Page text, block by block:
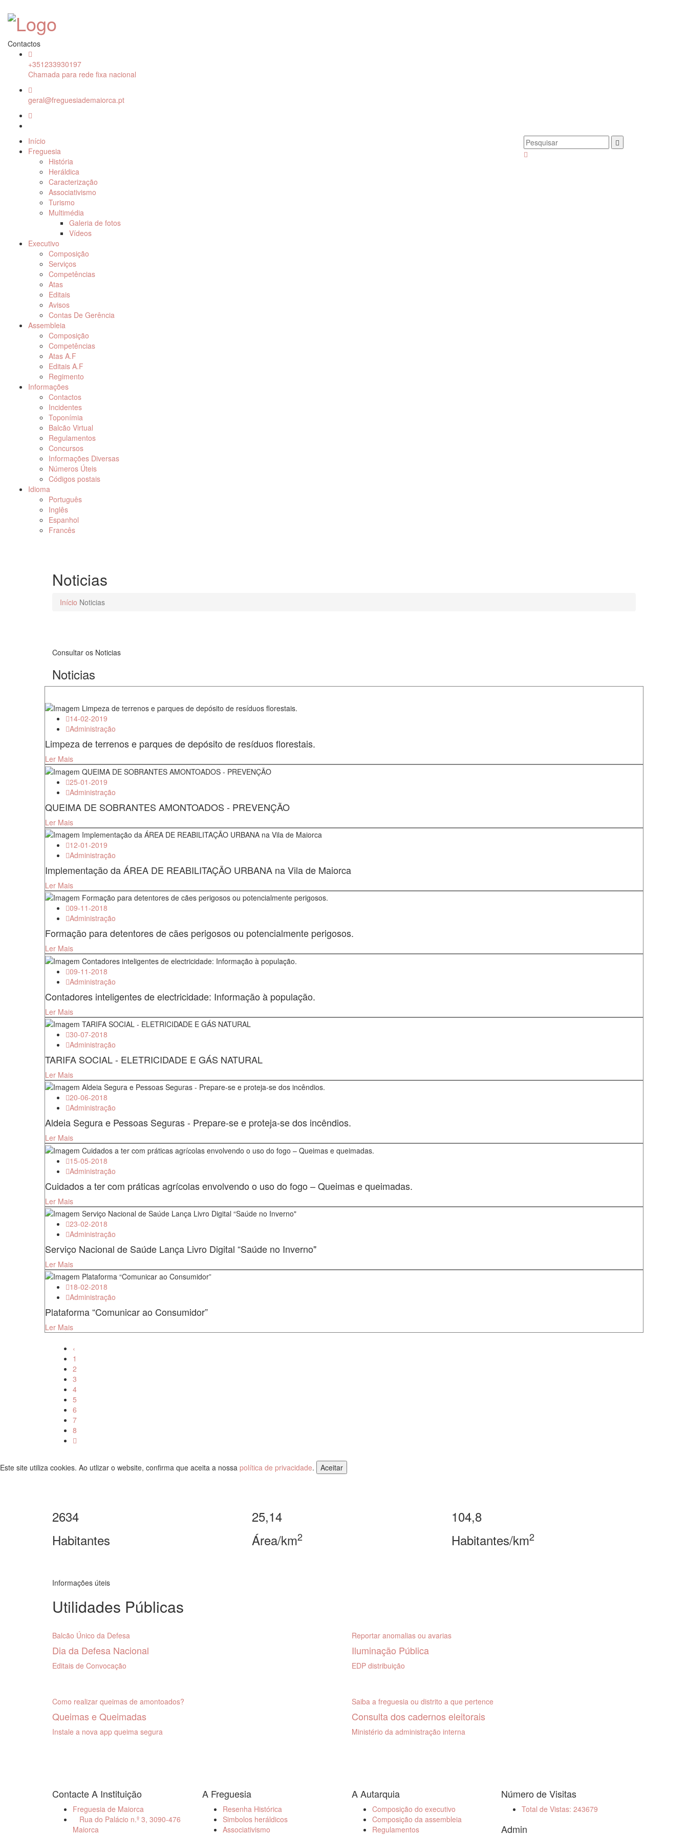
Contactos
+351233930197
Chamada para rede fixa nacional
geral@freguesiademaiorca.pt
Início
Freguesia
História
Heráldica
Caracterização
Associativismo
Turismo
Multimédia
Galeria de fotos
Vídeos
Executivo
Composição
Serviços
Competências
Atas
Editais
Avisos
Contas De Gerência
Assembleia
Composição
Competências
Atas A.F
Editais A.F
Regimento
Informações
Contactos
Incidentes
Toponímia
Balcão Virtual
Regulamentos
Concursos
Informações Diversas
Números Úteis
Códigos postais
Idioma
Português
Inglês
Espanhol
Francês
Noticias
Início Noticias
Consultar os Noticias
Noticias
14-02-2019
Administração
Limpeza de terrenos e parques de depósito de resíduos florestais.
Ler Mais
25-01-2019
Administração
QUEIMA DE SOBRANTES AMONTOADOS - PREVENÇÃO
Ler Mais
12-01-2019
Administração
Implementação da ÁREA DE REABILITAÇÃO URBANA na Vila de Maiorca
Ler Mais
09-11-2018
Administração
Formação para detentores de cães perigosos ou potencialmente perigosos.
Ler Mais
09-11-2018
Administração
Contadores inteligentes de electricidade: Informação à população.
Ler Mais
30-07-2018
Administração
TARIFA SOCIAL - ELETRICIDADE E GÁS NATURAL
Ler Mais
20-06-2018
Administração
Aldeia Segura e Pessoas Seguras - Prepare-se e proteja-se dos incêndios.
Ler Mais
15-05-2018
Administração
Cuidados a ter com práticas agrícolas envolvendo o uso do fogo – Queimas e queimadas.
Ler Mais
23-02-2018
Administração
Serviço Nacional de Saúde Lança Livro Digital “Saúde no Inverno"
Ler Mais
18-02-2018
Administração
Plataforma “Comunicar ao Consumidor”
Ler Mais
‹
1
2
3
4
5
6
7
8
Este site utiliza cookies. Ao utlizar o website, confirma que aceita a nossa política de privacidade. Aceitar
2634
Habitantes
25,14
Área/km2
104,8
Habitantes/km2
Informações úteis
Utilidades Públicas
Balcão Único da Defesa
Dia da Defesa Nacional
Editais de Convocação
Reportar anomalias ou avarias
Iluminação Pública
EDP distribuição
Como realizar queimas de amontoados?
Queimas e Queimadas
Instale a nova app queima segura
Saiba a freguesia ou distrito a que pertence
Consulta dos cadernos eleitorais
Ministério da administração interna
Contacte A Instituição
Freguesia de Maiorca
Rua do Palácio n.º 3, 3090-476
Maiorca
A Freguesia
Resenha Histórica
Simbolos heráldicos
Associativismo
A Autarquia
Composição do executivo
Composição da assembleia
Regulamentos
Número de Visitas
Total de Vistas: 243679
Admin